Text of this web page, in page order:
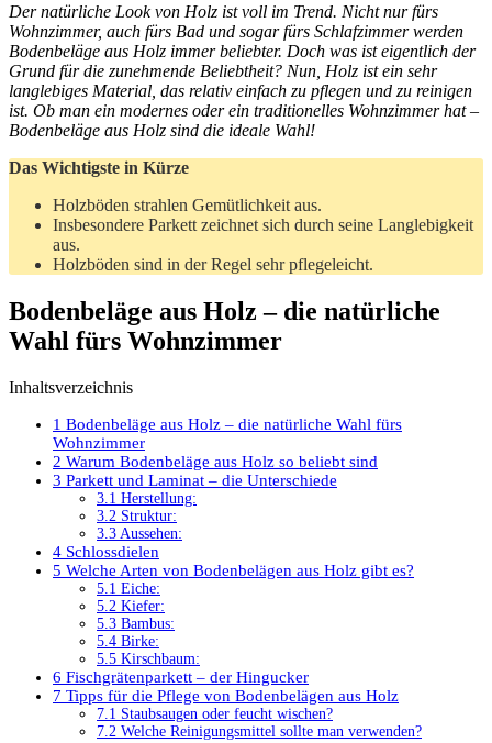
Der natürliche Look von Holz ist voll im Trend. Nicht nur fürs
Wohnzimmer, auch fürs Bad und sogar fürs Schlafzimmer werden
Bodenbeläge aus Holz immer beliebter. Doch was ist eigentlich der
Grund für die zunehmende Beliebtheit? Nun, Holz ist ein sehr
langlebiges Material, das relativ einfach zu pflegen und zu reinigen
ist. Ob man ein modernes oder ein traditionelles Wohnzimmer hat –
Bodenbeläge aus Holz sind die ideale Wahl!
Das Wichtigste in Kürze
Holzböden strahlen Gemütlichkeit aus.
Insbesondere Parkett zeichnet sich durch seine Langlebigkeit
aus.
Holzböden sind in der Regel sehr pflegeleicht.
Bodenbeläge aus Holz – die natürliche
Wahl fürs Wohnzimmer
Inhaltsverzeichnis
1 Bodenbeläge aus Holz – die natürliche Wahl fürs
Wohnzimmer
2 Warum Bodenbeläge aus Holz so beliebt sind
3 Parkett und Laminat – die Unterschiede
3.1 Herstellung:
3.2 Struktur:
3.3 Aussehen:
4 Schlossdielen
5 Welche Arten von Bodenbelägen aus Holz gibt es?
5.1 Eiche:
5.2 Kiefer:
5.3 Bambus:
5.4 Birke:
5.5 Kirschbaum:
6 Fischgrätenparkett – der Hingucker
7 Tipps für die Pflege von Bodenbelägen aus Holz
7.1 Staubsaugen oder feucht wischen?
7.2 Welche Reinigungsmittel sollte man verwenden?